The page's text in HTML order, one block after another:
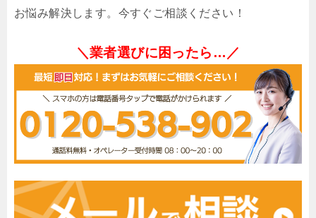
お悩み解決します。今すぐご相談ください！
＼業者選びに困ったら…／